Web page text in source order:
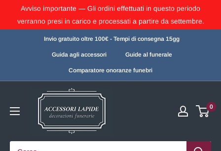
Avviso importante — Gli ordini effettuati in questo periodo
verranno presi in carico e processati a partire da settembre.
Invio gratuito oltre 100€ - Tempi di consegna 15gg
Guida agli accessori Guide al funerale
Comparatore onoranze funebri
0